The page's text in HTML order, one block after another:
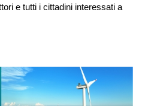
e t­utti i cittadini inte­ressati a